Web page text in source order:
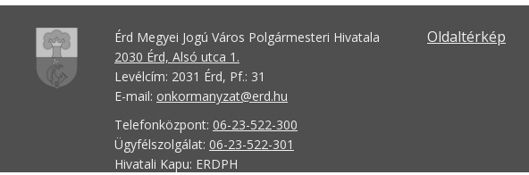
Érd Megyei Jogú Város Polgármesteri Hivatala
2030 Érd, Alsó utca 1.
Levélcím: 2031 Érd, Pf.: 31
E-mail: onkormanyzat@erd.hu
Telefonközpont: 06-23-522-300
Ügyfélszolgálat: 06-23-522-301
Hivatali Kapu: ERDPH
Oldaltérkép